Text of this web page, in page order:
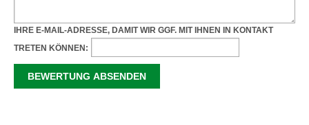
IHRE E-MAIL-ADRESSE, DAMIT WIR GGF. MIT IHNEN IN KONTAKT
TRETEN KÖNNEN: